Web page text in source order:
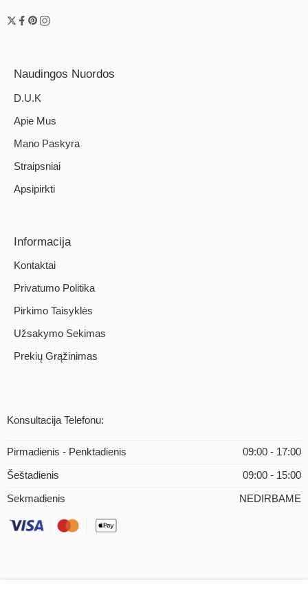
Naudingos Nuordos
D.U.K
Apie Mus
Mano Paskyra
Straipsniai
Apsipirkti
Informacija
Kontaktai
Privatumo Politika
Pirkimo Taisyklės
Užsakymo Sekimas
Prekių Grąžinimas
Konsultacija Telefonu:
Pirmadienis - Penktadienis 09:00 - 17:00
Šeštadienis 09:00 - 15:00
Sekmadienis NEDIRBAME